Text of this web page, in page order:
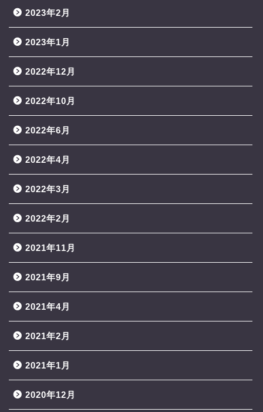
2023年2月
2023年1月
2022年12月
2022年10月
2022年6月
2022年4月
2022年3月
2022年2月
2021年11月
2021年9月
2021年4月
2021年2月
2021年1月
2020年12月